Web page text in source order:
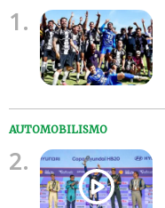
1.
AUTOMOBILISMO
2.